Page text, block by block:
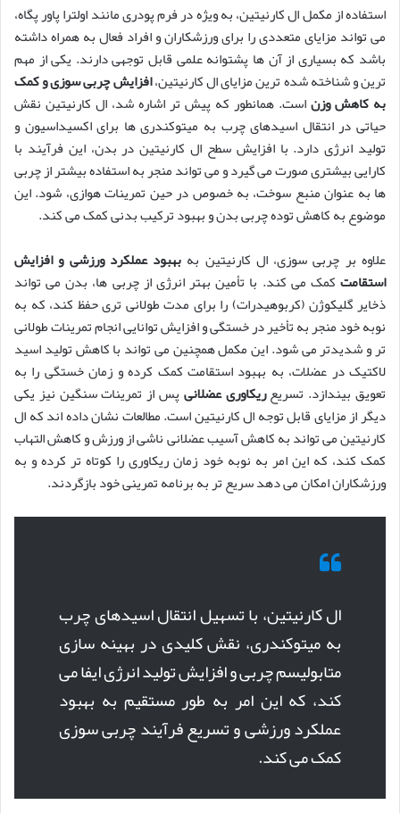
استفاده از مکمل ال کارنیتین، به ویژه در فرم پودری مانند اولترا پاور پگاه،
می تواند مزایای متعددی را برای ورزشکاران و افراد فعال به همراه داشته
باشد که بسیاری از آن ها پشتوانه علمی قابل توجهی دارند. یکی از مهم
ترین و شناخته شده ترین مزایای ال کارنیتین،افزایش چربی سوزی و کمک
به کاهش وزناست. همانطور که پیش تر اشاره شد، ال کارنیتین نقش
حیاتی در انتقال اسیدهای چرب به میتوکندری ها برای اکسیداسیون و
تولید انرژی دارد. با افزایش سطح ال کارنیتین در بدن، این فرآیند با
کارایی بیشتری صورت می گیرد و می تواند منجر به استفاده بیشتر از چربی
ها به عنوان منبع سوخت، به خصوص در حین تمرینات هوازی، شود. این
موضوع به کاهش توده چربی بدن و بهبود ترکیب بدنی کمک می کند.
علاوه بر چربی سوزی، ال کارنیتین به بهبود عملکرد ورزشی و افزایش
استقامت کمک می کند. با تأمین بهتر انرژی از چربی ها، بدن می تواند
ذخایر گلیکوژن (کربوهیدرات) را برای مدت طولانی تری حفظ کند، که به
نوبه خود منجر به تأخیر در خستگی و افزایش توانایی انجام تمرینات طولانی
تر و شدیدتر می شود. این مکمل همچنین می تواند با کاهش تولید اسید
لاکتیک در عضلات، به بهبود استقامت کمک کرده و زمان خستگی را به
تعویق بیندازد. تسریعریکاوری عضلانیپس از تمرینات سنگین نیز یکی
دیگر از مزایای قابل توجه ال کارنیتین است. مطالعات نشان داده اند که ال
کارنیتین می تواند به کاهش آسیب عضلانی ناشی از ورزش و کاهش التهاب
کمک کند، که این امر به نوبه خود زمان ریکاوری را کوتاه تر کرده و به
ورزشکاران امکان می دهد سریع تر به برنامه تمرینی خود بازگردند.
ال کارنیتین، با تسهیل انتقال اسیدهای چرب
به میتوکندری، نقش کلیدی در بهینه سازی
متابولیسم چربی و افزایش تولید انرژی ایفا می
کند، که این امر به طور مستقیم به بهبود
عملکرد ورزشی و تسریع فرآیند چربی سوزی
کمک می کند.